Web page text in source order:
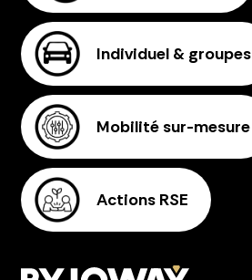
Individuel & groupes
Mobilité sur-mesure
Actions RSE